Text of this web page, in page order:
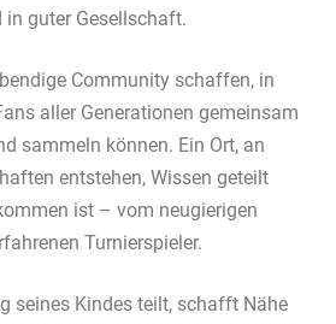
guter Gesellschaft.
Community schaffen, in
aller Generationen gemeinsam
sammeln können. Ein Ort, an
entstehen, Wissen geteilt
ist – vom neugierigen
Turnierspieler.
seines Kindes teilt, schafft Nähe